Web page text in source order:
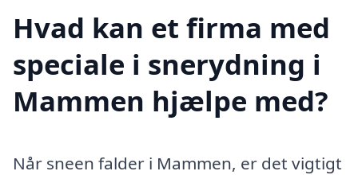
Hvad kan et firma med
speciale i snerydning i
Mammen hjælpe med?
Når sneen falder i Mammen, er det vigtigt